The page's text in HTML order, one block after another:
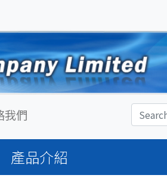
我們
產品介紹